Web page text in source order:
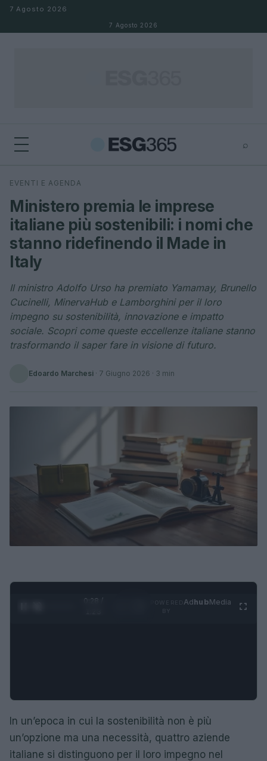
Salta al contenuto
7 Agosto 2026
7 Agosto 2026
⌕
Cerca
EVENTI E AGENDA
Ministero premia le imprese
italiane più sostenibili: i nomi che
stanno ridefinendo il Made in
Italy
Il ministro Adolfo Urso ha premiato Yamamay, Brunello
Cucinelli, MinervaHub e Lamborghini per il loro
impegno su sostenibilità, innovazione e impatto
sociale. Scopri come queste eccellenze italiane stanno
trasformando il saper fare in visione di futuro.
Edoardo Marchesi · 7 Giugno 2026 · 3 min
0:28 /
AdhubMedia
In un’epoca in cui la sostenibilità non è più
un’opzione ma una necessità, quattro aziende
italiane si distinguono per il loro impegno nel